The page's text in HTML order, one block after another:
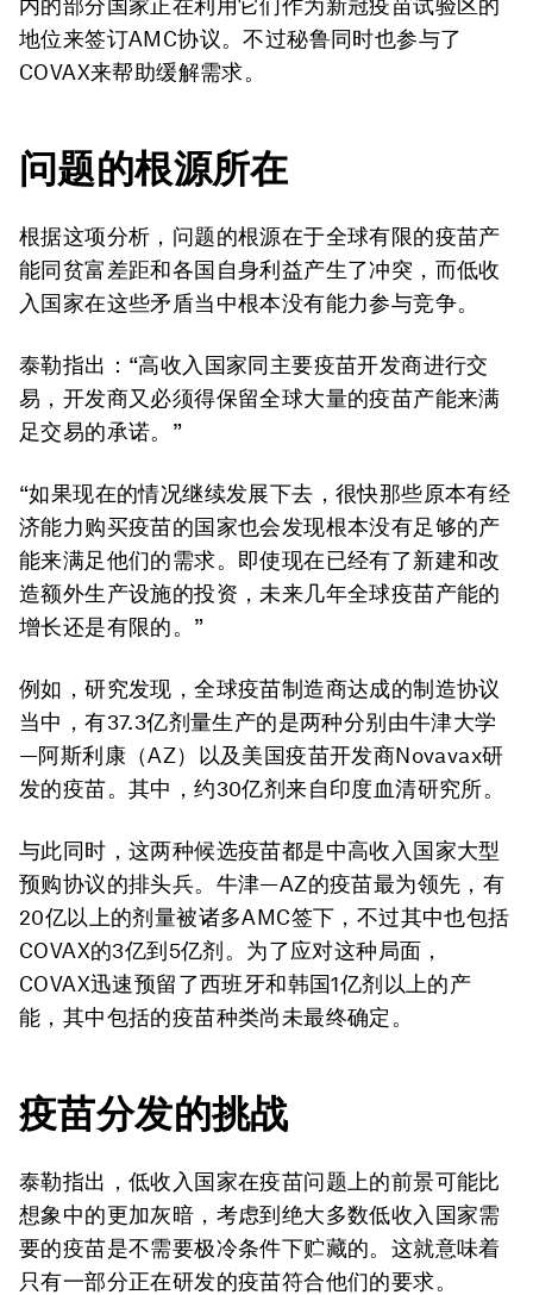
内的部分国家正在利用它们作为新冠疫苗试验区的
地位来签订AMC协议。不过秘鲁同时也参与了
COVAX来帮助缓解需求。
问题的根源所在
根据这项分析，问题的根源在于全球有限的疫苗产
能同贫富差距和各国自身利益产生了冲突，而低收
入国家在这些矛盾当中根本没有能力参与竞争。
泰勒指出：“高收入国家同主要疫苗开发商进行交
易，开发商又必须得保留全球大量的疫苗产能来满
足交易的承诺。”
“如果现在的情况继续发展下去，很快那些原本有经
济能力购买疫苗的国家也会发现根本没有足够的产
能来满足他们的需求。即使现在已经有了新建和改
造额外生产设施的投资，未来几年全球疫苗产能的
增长还是有限的。”
例如，研究发现，全球疫苗制造商达成的制造协议
当中，有37.3亿剂量生产的是两种分别由牛津大学
—阿斯利康（AZ）以及美国疫苗开发商Novavax研
发的疫苗。其中，约30亿剂来自印度血清研究所。
与此同时，这两种候选疫苗都是中高收入国家大型
预购协议的排头兵。牛津—AZ的疫苗最为领先，有
20亿以上的剂量被诸多AMC签下，不过其中也包括
COVAX的3亿到5亿剂。为了应对这种局面，
COVAX迅速预留了西班牙和韩国1亿剂以上的产
能，其中包括的疫苗种类尚未最终确定。
疫苗分发的挑战
泰勒指出，低收入国家在疫苗问题上的前景可能比
想象中的更加灰暗，考虑到绝大多数低收入国家需
要的疫苗是不需要极冷条件下贮藏的。这就意味着
只有一部分正在研发的疫苗符合他们的要求。